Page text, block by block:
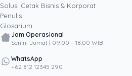
Solusi Cetak Bisnis & Korporat
Penulis
Glosarium
Jam Operasional
Senin–Jumat | 09.00 – 18.00 WIB
WhatsApp
+62 812 12345 290